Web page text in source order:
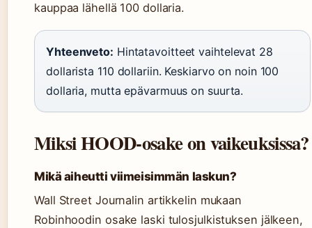
kauppaa lähellä 100 dollaria.
Yhteenveto: Hintatavoitteet vaihtelevat 28
dollarista 110 dollariin. Keskiarvo on noin 100
dollaria, mutta epävarmuus on suurta.
Miksi HOOD-osake on vaikeuksissa?
Mikä aiheutti viimeisimmän laskun?
Wall Street Journalin artikkelin mukaan
Robinhoodin osake laski tulosjulkistuksen jälkeen,